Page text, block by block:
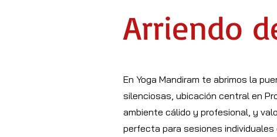
Arriendo
En Yoga Mandiram te abrimos la
silenciosas, ubicación central en
ambiente cálido y profesional, y
perfecta para sesiones individuales